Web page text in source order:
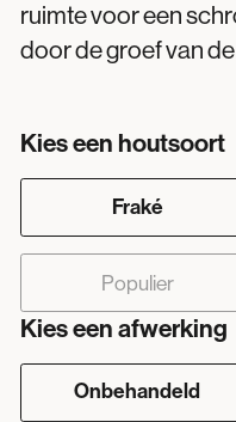
ruimte voor een
door de groef van
Kies een houtsoort
Fraké
Populier
Kies een afwerking
Onbehandeld